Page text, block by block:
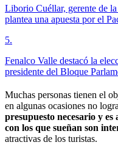
Liborio Cuéllar, gerente de
plantea una apuesta por el
5.
Fenalco Valle destacó la
presidente del Bloque
Muchas personas tienen el
en algunas ocasiones no
presupuesto necesario y
con los que sueñan son
atractivas de los turistas.